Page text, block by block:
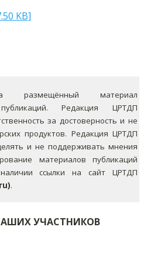
KB]
размещённый материал
Редакция ЦРТДП
за достоверность и не
продуктов. Редакция ЦРТДП
и не поддерживать мнения
материалов публикаций
ссылки на сайт ЦРТДП
.
УЧАСТНИКОВ